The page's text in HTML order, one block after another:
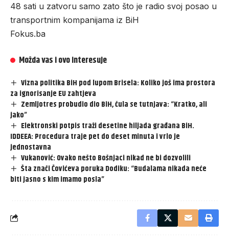
48 sati u zatvoru samo zato što je radio svoj posao u
transportnim kompanijama iz BiH
Fokus.ba
Možda vas i ovo interesuje
Vizna politika BiH pod lupom Brisela: Koliko još ima prostora
za ignorisanje EU zahtjeva
Zemljotres probudio dio BiH, čula se tutnjava: “Kratko, ali
jako”
Elektronski potpis traži desetine hiljada građana BiH.
IDDEEA: Procedura traje pet do deset minuta i vrlo je
jednostavna
Vukanović: Ovako nešto Bošnjaci nikad ne bi dozvolili
Šta znači Čovićeva poruka Dodiku: “Budalama nikada neće
biti jasno s kim imamo posla”